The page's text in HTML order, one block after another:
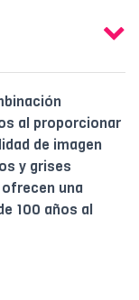
al proporcionar
de imagen
y grises
una
100 años al